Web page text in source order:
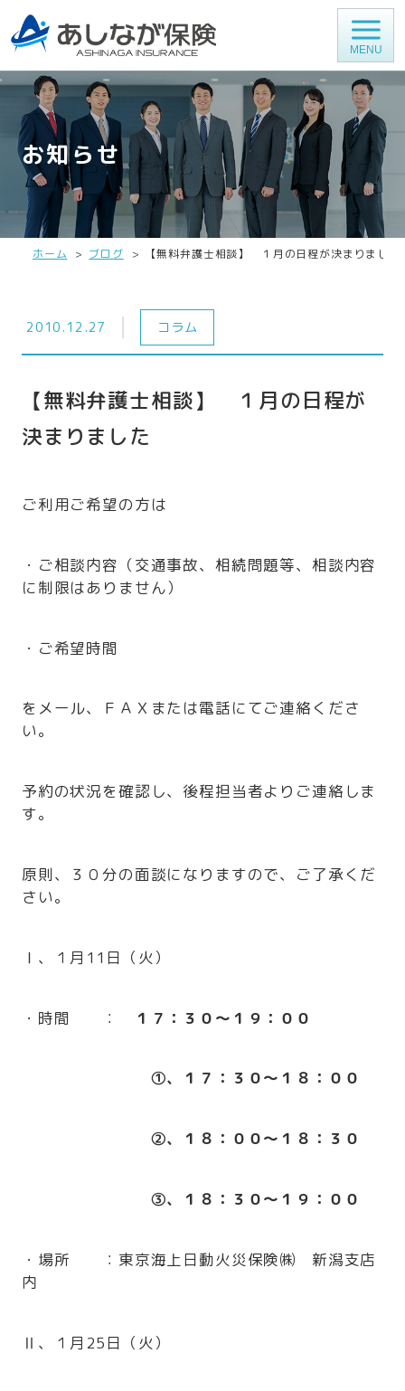
MENU
お知らせ
ホーム ブログ 【無料弁護士相談】 １月の日程が決まりました
2010.12.27 コラム
【無料弁護士相談】 １月の日程が
決まりました
ご利用ご希望の方は
・ご相談内容（交通事故、相続問題等、相談内容
に制限はありません）
・ご希望時間
をメール、ＦＡＸまたは電話にてご連絡くださ
い。
予約の状況を確認し、後程担当者よりご連絡しま
す。
原則、３０分の面談になりますので、ご了承くだ
さい。
Ⅰ、１月11日（火）
・時間 ： １７：３０～１９：００
①、１７：３０～１８：００
②、１８：００～１８：３０
③、１８：３０～１９：００
・場所 ：東京海上日動火災保険㈱ 新潟支店
内
Ⅱ、１月25日（火）